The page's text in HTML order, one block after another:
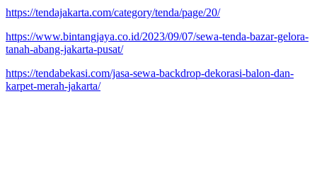
https://tendajakarta.com/category/tenda/page/20/
https://www.bintangjaya.co.id/2023/09/07/sewa-tenda-bazar-gelora-
tanah-abang-jakarta-pusat/
https://tendabekasi.com/jasa-sewa-backdrop-dekorasi-balon-dan-
karpet-merah-jakarta/